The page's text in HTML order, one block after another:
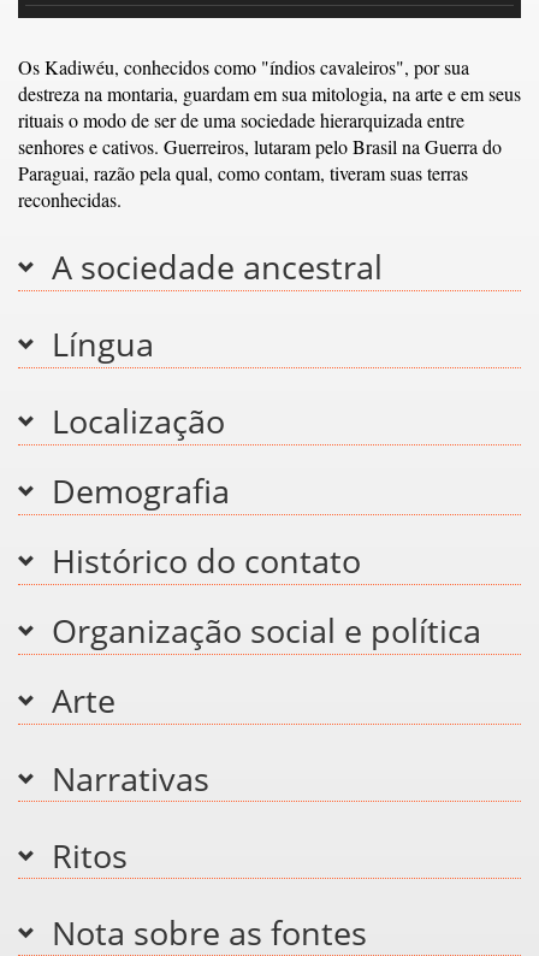
Os Kadiwéu, conhecidos como "índios cavaleiros", por sua
destreza na montaria, guardam em sua mitologia, na arte e em seus
rituais o modo de ser de uma sociedade hierarquizada entre
senhores e cativos. Guerreiros, lutaram pelo Brasil na Guerra do
Paraguai, razão pela qual, como contam, tiveram suas terras
reconhecidas.
A sociedade ancestral
Língua
Localização
Demografia
Histórico do contato
Organização social e política
Arte
Narrativas
Ritos
Nota sobre as fontes